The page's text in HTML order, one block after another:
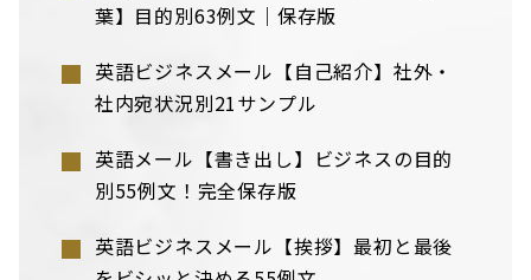
葉】目的別63例文｜保存版
英語ビジネスメール【自己紹介】社外・
社内宛状況別21サンプル
英語メール【書き出し】ビジネスの目的
別55例文！完全保存版
英語ビジネスメール【挨拶】最初と最後